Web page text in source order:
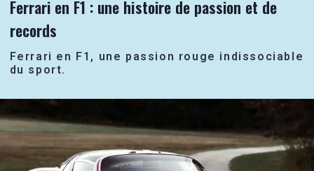
Ferrari en F1 : une histoire de passion et de
records
Ferrari en F1, une passion rouge indissociable
du sport.